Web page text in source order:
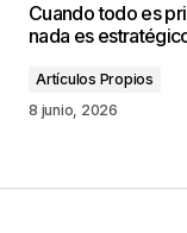
publicada.
marcados
Comentario
Cuando todo es
nada es
Artículos Propios
8 junio, 2026